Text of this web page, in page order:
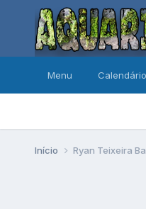
Menu Calendário
Início Ryan Teixeira